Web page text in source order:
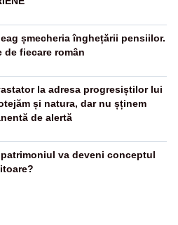
șmecheria înghețării pensiilor.
de fiecare român
la adresa progresiștilor lui
și natura, dar nu șținem
de alertă
va deveni conceptul